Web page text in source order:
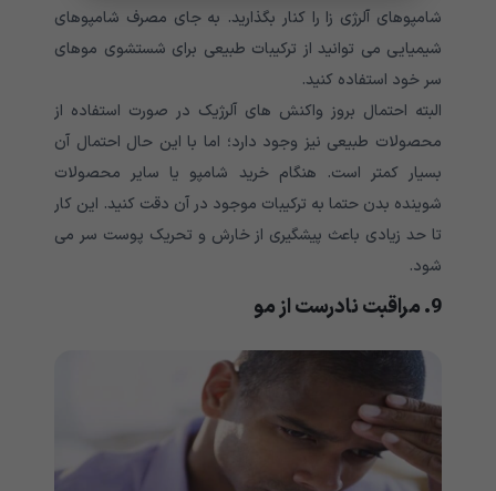
شامپوهای آلرژی زا را کنار بگذارید. به جای مصرف شامپوهای
شیمیایی می توانید از ترکیبات طبیعی برای شستشوی موهای
سر خود استفاده کنید.
البته احتمال بروز واکنش های آلرژیک در صورت استفاده از
محصولات طبیعی نیز وجود دارد؛ اما با این حال احتمال آن
بسیار کمتر است. هنگام خرید شامپو یا سایر محصولات
شوینده بدن حتما به ترکیبات موجود در آن دقت کنید. این کار
تا حد زیادی باعث پیشگیری از خارش و تحریک پوست سر می
شود.
9. مراقبت نادرست از مو